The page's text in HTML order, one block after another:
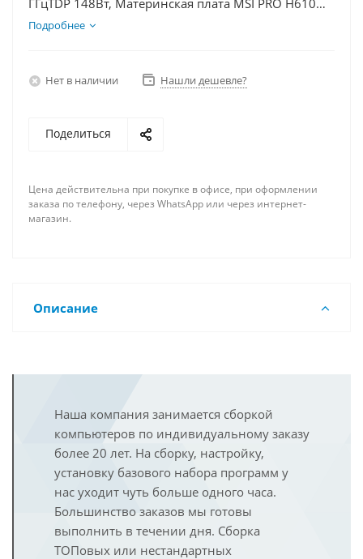
ГГцTDP 148Вт, Материнская плата MSI PRO H610M-
E, Видеокарта RTX 4070 12Гб, Память DDR4 16Gb,
Подробнее
Нет в наличии Нашли дешевле?
Поделиться
Цена действительна при покупке в офисе, при оформлении
заказа по телефону, через WhatsApp или через интернет-
магазин.
Описание
Наша компания занимается сборкой
компьютеров по индивидуальному заказу
более 20 лет. На сборку, настройку,
установку базового набора программ у
нас уходит чуть больше одного часа.
Большинство заказов мы готовы
выполнить в течении дня. Сборка
ТОПовых или нестандартных